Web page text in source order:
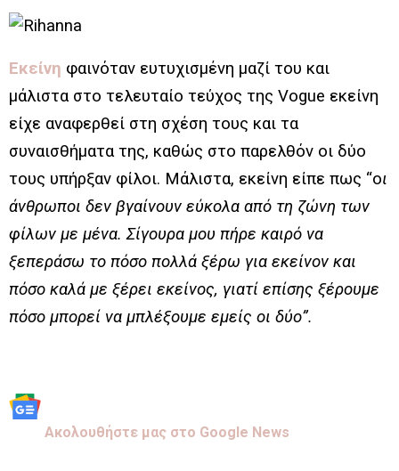
Εκείνη φαινόταν ευτυχισμένη μαζί του και
μάλιστα στο τελευταίο τεύχος της Vogue εκείνη
είχε αναφερθεί στη σχέση τους και τα
συναισθήματα της, καθώς στο παρελθόν οι δύο
τους υπήρξαν φίλοι. Μάλιστα, εκείνη είπε πως “οι
άνθρωποι δεν βγαίνουν εύκολα από τη ζώνη των
φίλων με μένα. Σίγουρα μου πήρε καιρό να
ξεπεράσω το πόσο πολλά ξέρω για εκείνον και
πόσο καλά με ξέρει εκείνος, γιατί επίσης ξέρουμε
πόσο μπορεί να μπλέξουμε εμείς οι δύο”.
Aκολουθήστε μας στo Google News